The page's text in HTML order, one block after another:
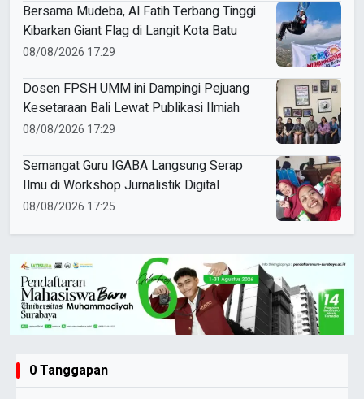
Bersama Mudeba, Al Fatih Terbang Tinggi
Kibarkan Giant Flag di Langit Kota Batu
08/08/2026 17:29
Dosen FPSH UMM ini Dampingi Pejuang
Kesetaraan Bali Lewat Publikasi Ilmiah
08/08/2026 17:29
Semangat Guru IGABA Langsung Serap
Ilmu di Workshop Jurnalistik Digital
08/08/2026 17:25
0 Tanggapan